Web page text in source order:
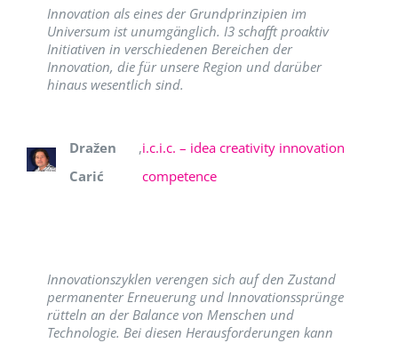
Innovation als eines der Grundprinzipien im
Universum ist unumgänglich. I3 schafft proaktiv
Initiativen in verschiedenen Bereichen der
Innovation, die für unsere Region und darüber
hinaus wesentlich sind.
Dražen
Carić
,i.c.i.c. – idea creativity innovation
competence
Innovationszyklen verengen sich auf den Zustand
permanenter Erneuerung und Innovationssprünge
rütteln an der Balance von Menschen und
Technologie. Bei diesen Herausforderungen kann